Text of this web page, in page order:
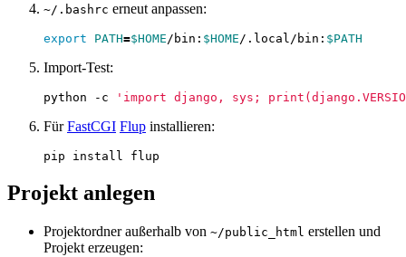
~/.bashrc erneut anpassen:
export PATH=$HOME/bin: $HOME/.local/bin: $PATH
Import‑Test:
python -c 'import django, sys;
FürFastCGI Flup installieren:
Projekt anlegen
Projektordner außerhalb von ~/public_html erstellen und
Projekt erzeugen: